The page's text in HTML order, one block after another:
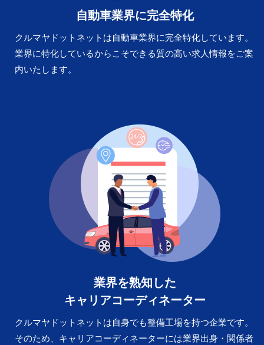
自動車業界に完全特化
クルマヤドットネットは自動車業界に完全特化しています。
業界に特化しているからこそできる質の高い求人情報をご案
内いたします。
業界を熟知した
キャリアコーディネーター
クルマヤドットネットは自身でも整備工場を持つ企業です。
そのため、キャリアコーディネーターには業界出身・関係者